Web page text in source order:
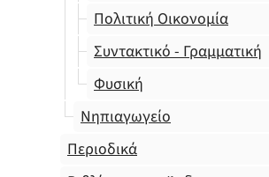
Πολιτική Οικονομία
Συντακτικό - Γραμματική
Φυσική
Νηπιαγωγείο
Περιοδικά